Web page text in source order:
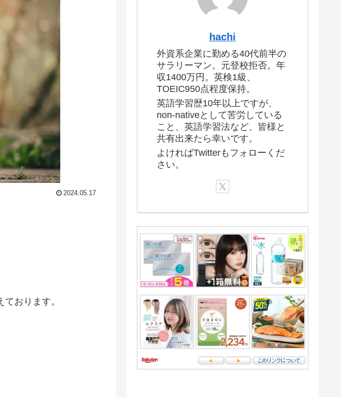
2024.05.17
おります。
hachi
外資系企業に勤める40代前半の
サラリーマン。元登校拒否。年
収1400万円。英検1級、
TOEIC950点程度保持。
英語学習歴10年以上ですが、
non-nativeとして苦労している
こと、英語学習法など、皆様と
共有出来たら幸いです。
よければTwitterもフォローくだ
さい。